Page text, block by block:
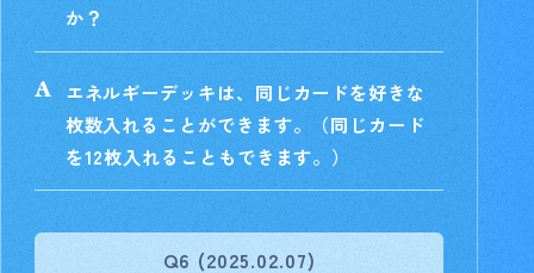
か？
エネルギーデッキは、同じカードを好きな
枚数入れることができます。（同じカード
を12枚入れることもできます。）
Q6 (2025.02.07)